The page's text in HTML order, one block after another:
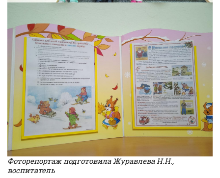
Фоторепортаж подготовила Журавлева Н.Н.,
воспитатель